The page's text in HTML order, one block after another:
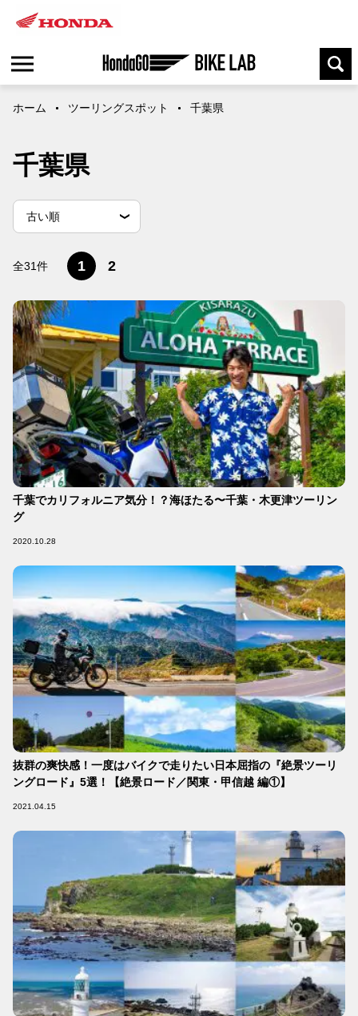
ホーム ツーリングスポット 千葉県
千葉県
並
替
条
並べ替え条件
新しい順
古い順
全31件
1 2
千葉でカリフォルニア気分！？海ほたる〜千葉・木更津ツーリン
グ
2020.10.28
抜群の爽快感！一度はバイクで走りたい日本屈指の『絶景ツーリ
ングロード』5選！【絶景ロード／関東・甲信越 編①】
2021.04.15